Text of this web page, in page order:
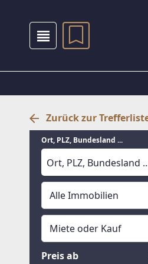
Zurück zur
Ort, PLZ, Bundesland ...
Suche läuft
Alle Immobilien
Alle Immobilien
Häuser
Miete oder Kauf
Miete oder Kauf
Preis ab